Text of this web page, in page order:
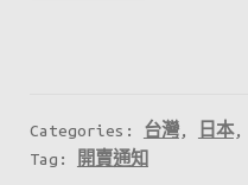
Categories: 台灣, 日本,
Tag:
開賣通知